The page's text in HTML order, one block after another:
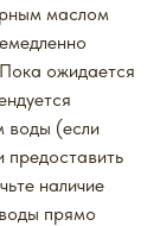
маслом
ожидается
воды (если
предоставить
наличие
прямо